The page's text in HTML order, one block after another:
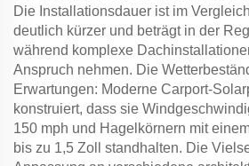
Die Installationsdauer ist im
deutlich kürzer und beträgt in der
während komplexe
Anspruch nehmen. Die
Erwartungen: Moderne Carport-
konstruiert, dass sie
150 mph und Hagelkörnern mit
bis zu 1,5 Zoll standhalten. Die